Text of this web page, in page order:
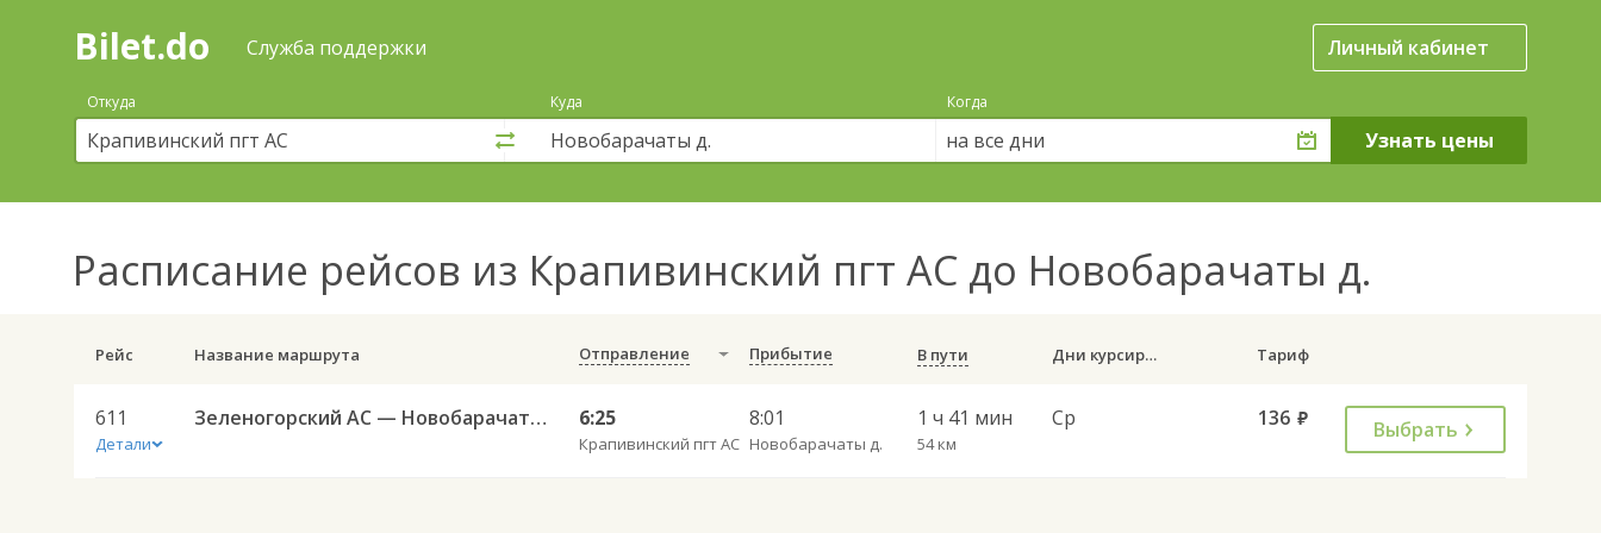
Поиск
покупка
билетов
автобус
онлайн
Bilet.do Служба поддержки Личный кабинет
Откуда Куда Когда
на все дни
Расписание рейсов из Крапивинский пгт АС до Новобарачаты д.
Рейс Название маршрута Отправление Прибытие В пути Дни курсирования Тариф
611
Детали
Зеленогорский АС — Новобарачаты 611 6:25
Крапивинский пгт АС
8:01
Новобарачаты д.
1 ч 41 мин
54 км
Ср 136 руб. Выбрать